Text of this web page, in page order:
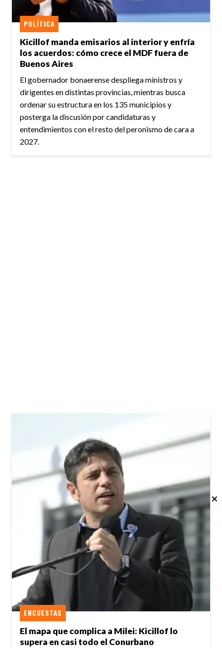
Kicillof manda emisarios al interior y enfría
los acuerdos: cómo crece el MDF fuera de
Buenos Aires
POLÍTICA
El gobernador bonaerense despliega ministros y
dirigentes en distintas provincias, mientras busca
ordenar su estructura en los 135 municipios y
posterga la discusión por candidaturas y
entendimientos con el resto del peronismo de cara a
2027.
El mapa que complica a Milei: Kicillof lo
supera en casi todo el Conurbano
ENCUESTAS